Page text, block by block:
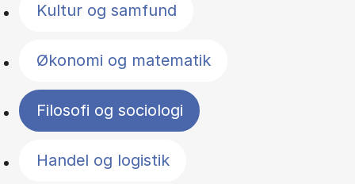
Kultur og samfund
Økonomi og matematik
Filosofi og sociologi
Handel og logistik